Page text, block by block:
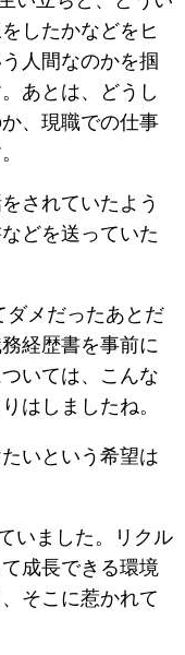
したかなどをヒ
人間なのかを掴
あとは、どうし
、現職での仕事
されていたよう
どを送っていた
ダメだったあとだ
経歴書を事前に
いては、こんな
はしましたね。
いという希望は
いました。リクル
成長できる環境
そこに惹かれて